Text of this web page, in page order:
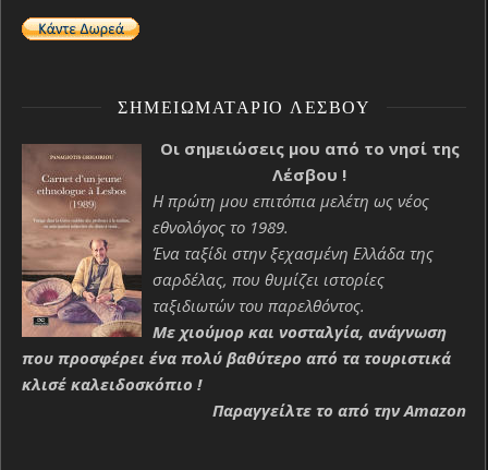
ΣΗΜΕΙΩΜΑΤΆΡΙΟ ΛΈΣΒΟΥ
Οι σημειώσεις μου από το νησί της
Λέσβου !
Η πρώτη μου επιτόπια μελέτη ως νέος
εθνολόγος το 1989.
Ένα ταξίδι στην ξεχασμένη Ελλάδα της
σαρδέλας, που θυμίζει ιστορίες
ταξιδιωτών του παρελθόντος.
Με χιούμορ και νοσταλγία, ανάγνωση
που προσφέρει ένα πολύ βαθύτερο από τα τουριστικά
κλισέ καλειδοσκόπιο !
Παραγγείλτε το από την Amazon